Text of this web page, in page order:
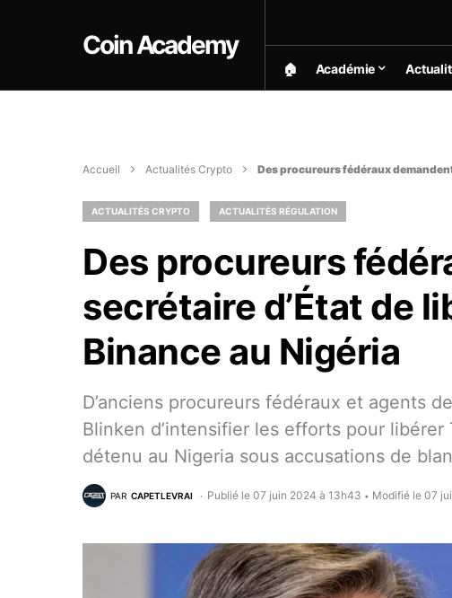
Coin Academy
🏠︎ Académie
Accueil Actualités Crypto Des procureurs fédéraux
ACTUALITÉS CRYPTO ACTUALITÉS RÉGULATION
Des procureurs
secrétaire d’État de
Binance au Nigéria
D’anciens procureurs fédéraux et agents
Blinken d’intensifier les efforts pour
détenu au Nigeria sous accusations de
PAR CAPETLEVRAI Publié le 07 juin 2024 à 13h43 • Modifié le 07